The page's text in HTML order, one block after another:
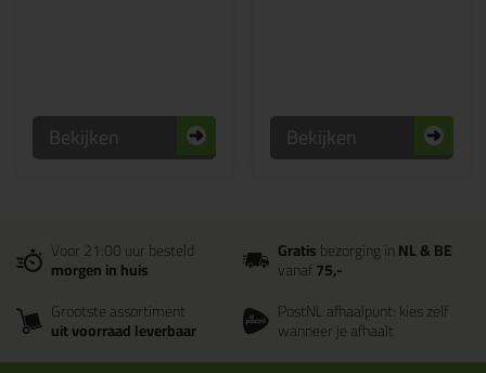
Bekijken Bekijken
Voor 21:00 uur besteld
morgen in huis
Gratisbezorging inNL & BE
vanaf75,-
Grootste assortiment
uit voorraad leverbaar
PostNL afhaalpunt: kies zelf
wanneer je afhaalt